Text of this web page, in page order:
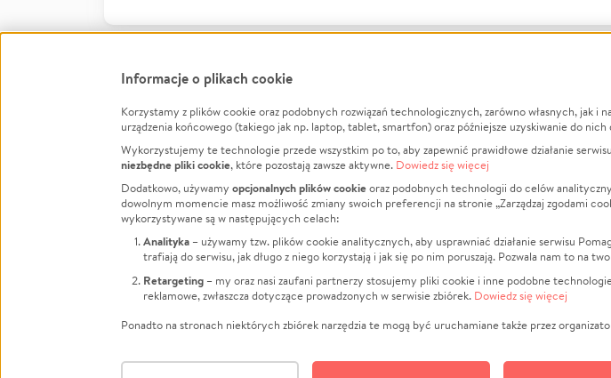
FacebookTwitter Instagram
LinkedInTikTok Youtube
Informacje
Jak to działa?
Regulamin
Polityka Prywatności
Kontakt
Porównanie serwisów
Polityka plików cookie
Zarządzaj zgodami cookie
O nas
Opinie
Raporty
Za darmo
Dla NGO
Fundacja
Informacje o plikach cookie
Korzystamy z plików cookie oraz podobnych rozwiązań technologicznych, zarówno własnych,
urządzenia końcowego (takiego jak np. laptop, tablet, smartfon) oraz późniejsze uzyskiwanie do nich
Wykorzystujemy te technologie przede wszystkim po to, aby zapewnić prawidłowe działanie
niezbędne pliki cookie, które pozostają zawsze aktywne. Dowiedz się więcej
Dodatkowo, używamy opcjonalnych plików cookieoraz podobnych technologii do celów
dowolnym momencie masz możliwość zmiany swoich preferencji na stronie „Zarządzaj zgodami
wykorzystywane są w następujących celach:
Analityka – używamy tzw. plików cookie analitycznych, aby usprawniać działanie serwisu
trafiają do serwisu, jak długo z niego korzystają i jak się po nim poruszają. Pozwala nam to na
Retargeting – my oraz nasi zaufani partnerzy stosujemy pliki cookie i inne podobne
reklamowe, zwłaszcza dotyczące prowadzonych w serwisie zbiórek. Dowiedz się więcej
Ponadto na stronach niektórych zbiórek narzędzia te mogą być uruchamiane także przez